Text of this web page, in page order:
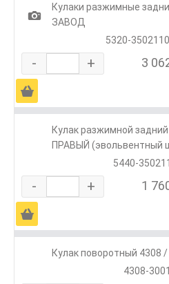
1
Кулаки разжимные
ЗАВОД
5320-
- + 3
Ä
Кулак разжимной
ПРАВЫЙ (эвольвентный
5440-
- + 1
Ä
Кулак поворотный 4308
4308-